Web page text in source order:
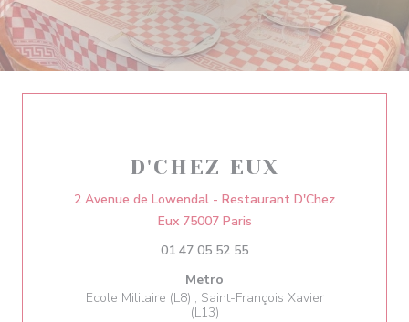
D'CHEZ EUX
2 Avenue de Lowendal - Restaurant D'Chez
Eux 75007 Paris((abre numa nova janela))
01 47 05 52 55
Metro
Ecole Militaire (L8) ; Saint-François Xavier
(L13)